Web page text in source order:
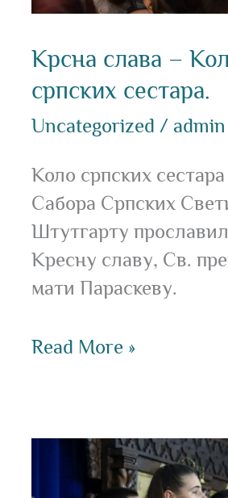
Крснa славa –
српских сестара.
Uncategorized / admin
Коло српских
Сабора Српских
Штутгарту
Кресну славу, Св.
мати Параскеву.
Read More »
Гостовање
музичко